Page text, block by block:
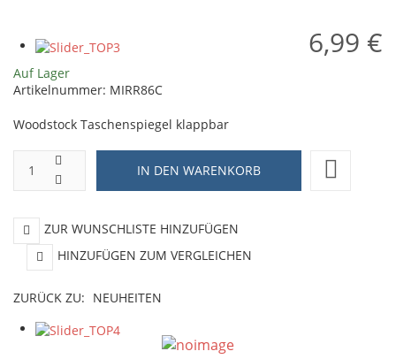
6,99 €
Auf Lager
Artikelnummer: MIRR86C
Woodstock Taschenspiegel klappbar
ZUR WUNSCHLISTE HINZUFÜGEN
HINZUFÜGEN ZUM VERGLEICHEN
ZURÜCK ZU: NEUHEITEN